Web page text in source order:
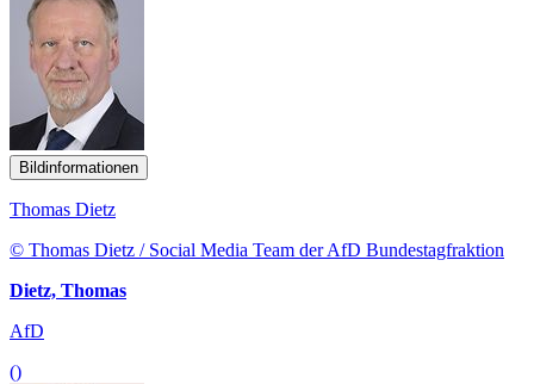
Bildinformationen
Thomas Dietz
© Thomas Dietz / Social Media Team der AfD Bundestagfraktion
Dietz, Thomas
AfD
()